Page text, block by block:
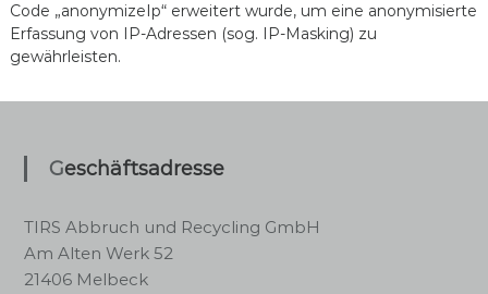
Code „anonymizeIp“ erweitert wurde, um eine anonymisierte
Erfassung von IP-Adressen (sog. IP-Masking) zu
gewährleisten.
Geschäftsadresse
TIRS Abbruch und Recycling GmbH
Am Alten Werk 52
21406 Melbeck